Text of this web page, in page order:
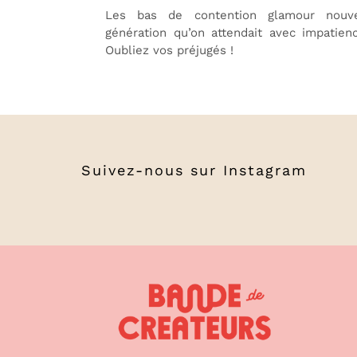
Les bas de contention glamour
génération qu’on attendait avec
Oubliez vos préjugés !
Suivez-nous sur Instagram